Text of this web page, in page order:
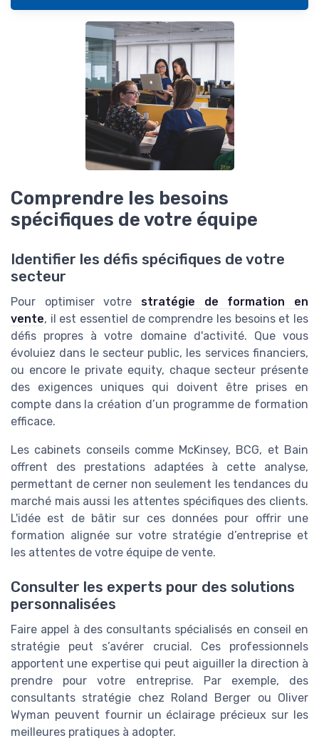
Comprendre les besoins
spécifiques de votre équipe
Identifier les défis spécifiques de votre
secteur
Pour optimiser votre stratégie de formation en
vente, il est essentiel de comprendre les besoins et les
défis propres à votre domaine d'activité. Que vous
évoluiez dans le secteur public, les services financiers,
ou encore le private equity, chaque secteur présente
des exigences uniques qui doivent être prises en
compte dans la création d’un programme de formation
efficace.
Les cabinets conseils comme McKinsey, BCG, et Bain
offrent des prestations adaptées à cette analyse,
permettant de cerner non seulement les tendances du
marché mais aussi les attentes spécifiques des clients.
L'idée est de bâtir sur ces données pour offrir une
formation alignée sur votre stratégie d’entreprise et
les attentes de votre équipe de vente.
Consulter les experts pour des solutions
personnalisées
Faire appel à des consultants spécialisés en conseil en
stratégie peut s’avérer crucial. Ces professionnels
apportent une expertise qui peut aiguiller la direction à
prendre pour votre entreprise. Par exemple, des
consultants stratégie chez Roland Berger ou Oliver
Wyman peuvent fournir un éclairage précieux sur les
meilleures pratiques à adopter.